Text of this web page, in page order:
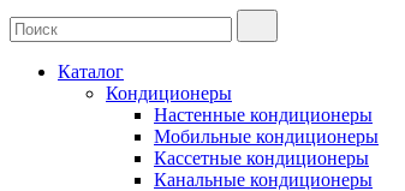
Каталог
Кондиционеры
Настенные кондиционеры
Мобильные кондиционеры
Кассетные кондиционеры
Канальные кондиционеры